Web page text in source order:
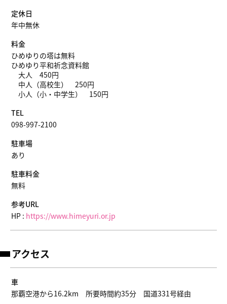
定休日
年中無休
料金
ひめゆりの塔は無料
ひめゆり平和祈念資料館
大人 450円
中人（高校生） 250円
小人（小・中学生） 150円
TEL
098-997-2100
駐車場
あり
駐車料金
無料
参考URL
HP : https://www.himeyuri.or.jp
アクセス
車
那覇空港から16.2km 所要時間約35分 国道331号経由